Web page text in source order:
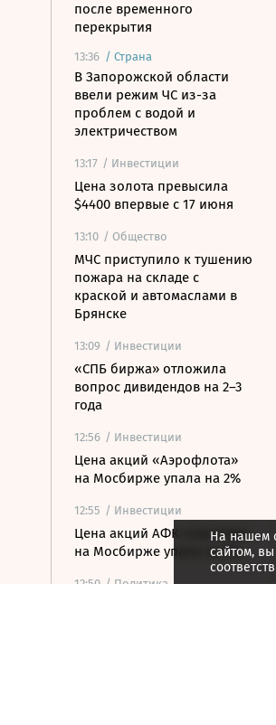
после временного
перекрытия
13:36 / Страна
В Запорожской области
ввели режим ЧС из-за
проблем с водой и
электричеством
13:17 / Инвестиции
Цена золота превысила
$4400 впервые с 17 июня
13:10 / Общество
МЧС приступило к тушению
пожара на складе с
краской и автомаслами в
Брянске
13:09 / Инвестиции
«СПБ биржа» отложила
вопрос дивидендов на 2–3
года
12:56 / Инвестиции
Цена акций «Аэрофлота»
на Мосбирже упала на 2%
12:55 / Инвестиции
Цена акций АФК «Система»
на Мосбирже упала на 2%
12:50 / Политика
На нашем
сайтом,